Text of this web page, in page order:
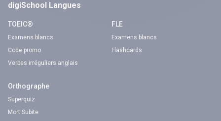
digiSchool Langues
TOEIC®
Examens blancs
Code promo
Verbes irréguliers anglais
FLE
Examens blancs
Flashcards
Orthographe
Superquiz
Mort Subite